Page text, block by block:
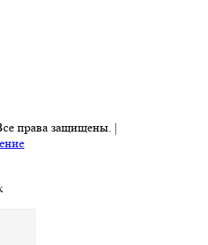
права защищены. |